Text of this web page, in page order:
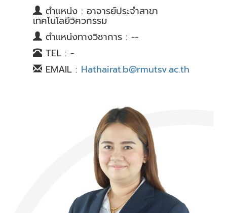
ตำแหน่ง : อาจารย์ประจำสาขา
เทคโนโลยีวิศวกรรม
ตำแหน่งทางวิชาการ : --
TEL : -
EMAIL : Hathairat.b@rmutsv.ac.th